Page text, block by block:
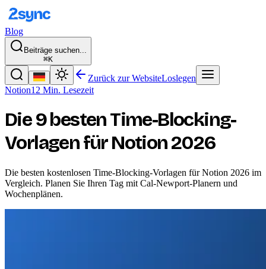
Blog
Beiträge suchen...
⌘K
Zurück zur WebsiteLoslegen
Notion12 Min. Lesezeit
Die 9 besten Time-Blocking-
Vorlagen für Notion 2026
Die besten kostenlosen Time-Blocking-Vorlagen für Notion 2026 im
Vergleich. Planen Sie Ihren Tag mit Cal-Newport-Planern und
Wochenplänen.